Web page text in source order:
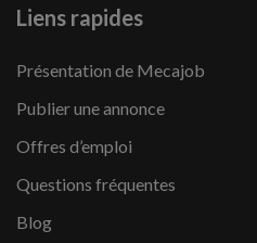
Liens rapides
Présentation de Mecajob
Publier une annonce
Offres d’emploi
Questions fréquentes
Blog